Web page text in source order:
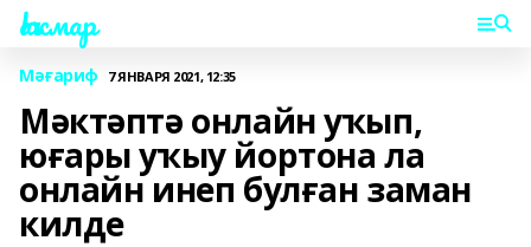
Һаҡмар
Мәғариф 7 ЯНВАРЯ 2021, 12:35
Мәктәптә онлайн уҡып,
юғары уҡыу йортона ла
онлайн инеп булған заман
килде